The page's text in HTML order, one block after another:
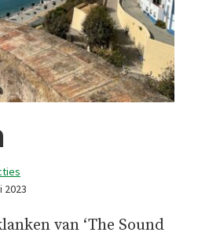
2023
van ‘The Sound